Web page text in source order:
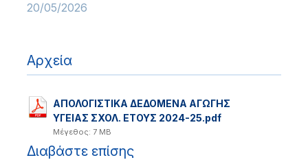
20/05/2026
Αρχεία
ΑΠΟΛΟΓΙΣΤΙΚΑ ΔΕΔΟΜΕΝΑ ΑΓΩΓΗΣ
ΥΓΕΙΑΣ ΣΧΟΛ. ΕΤΟΥΣ 2024-25.pdf
Μέγεθος: 7 MB
Διαβάστε επίσης